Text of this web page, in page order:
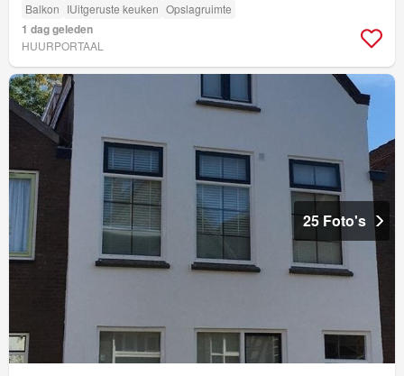
Balkon IUitgeruste keuken Opslagruimte
1 dag geleden
HUURPORTAAL
25 Foto's